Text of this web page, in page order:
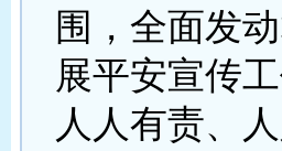
围，全面发
展平安宣传
人人有责、